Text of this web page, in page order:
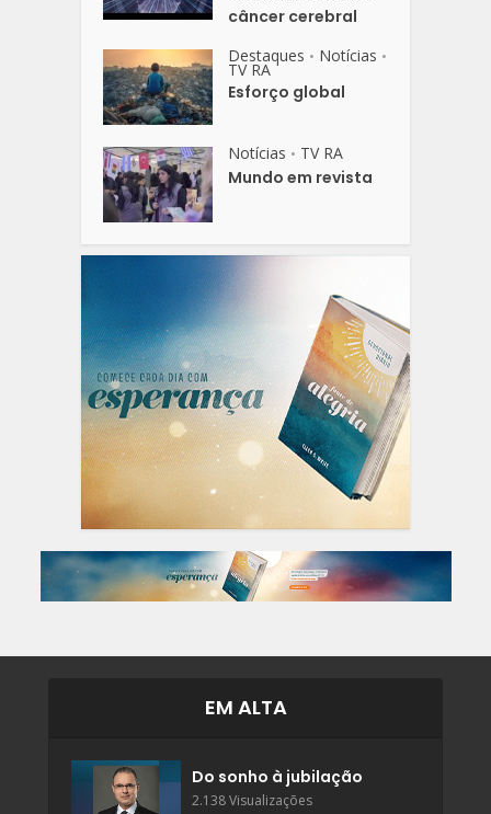
câncer cerebral
Destaques • Notícias •
TV RA
Esforço global
Notícias • TV RA
Mundo em revista
EM ALTA
Do sonho à jubilação
2.138 Visualizações